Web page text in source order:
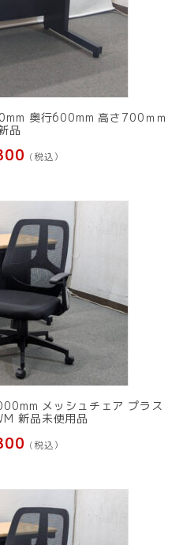
奥行600mm 高さ700ｍｍ
品
(税込）
メッシュチェア プラス
新品未使用品
(税込）